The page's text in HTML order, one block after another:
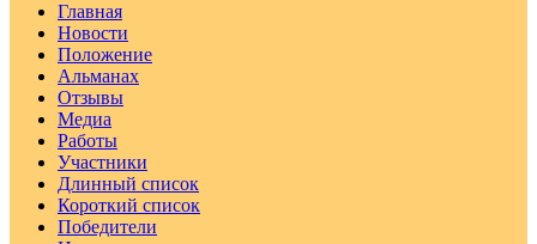
Главная
Новости
Положение
Альманах
Отзывы
Медиа
Работы
Участники
Длинный список
Короткий список
Победители